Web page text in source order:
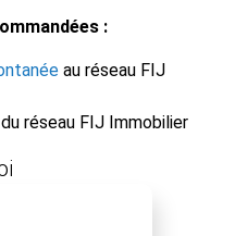
:
au réseau FIJ
du réseau FIJ Immobilier